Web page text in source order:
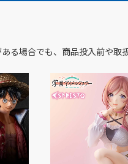
る場合でも、商品投入前や取